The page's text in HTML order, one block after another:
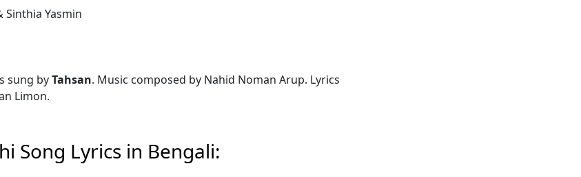
Sinthia Yasmin
sung byTahsan. Music composed by Nahid Noman Arup. Lyrics
Limon.
Song Lyrics in Bengali: